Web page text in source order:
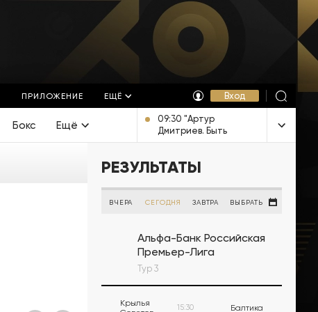
ПРИЛОЖЕНИЕ ЕЩЁ Вход
Бокс Ещё
09:30 "Артур
Дмитриев. Быть
Человеком".
фильм [12+]
РЕЗУЛЬТАТЫ
ВЧЕРА СЕГОДНЯ ЗАВТРА ВЫБРАТЬ
Альфа-Банк Российская
Премьер-Лига
Тур 3
Крылья
15:30 Балтика